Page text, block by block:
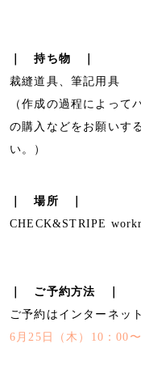
｜ 持ち物 ｜
裁縫道具、筆記用具
（作成の過程によって
の購入などをお願いす
い。）
｜ 場所 ｜
CHECK&STRIPE
｜ ご予約方法 ｜
ご予約はインターネッ
6月25日（木）10：00